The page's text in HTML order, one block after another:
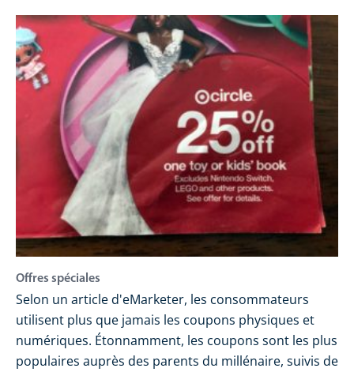
Offres spéciales
Selon un article d'eMarketer, les consommateurs
utilisent plus que jamais les coupons physiques et
numériques. Étonnamment, les coupons sont les plus
populaires auprès des parents du millénaire, suivis de